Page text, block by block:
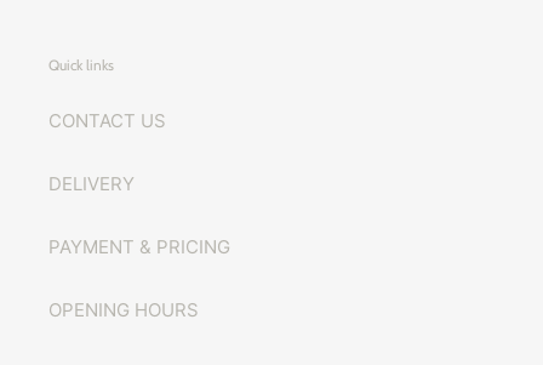
Quick links
CONTACT US
DELIVERY
PAYMENT & PRICING
OPENING HOURS